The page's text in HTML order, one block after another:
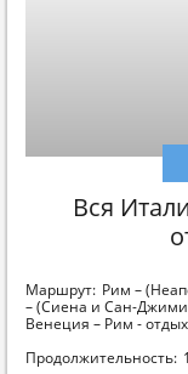
Вся
Маршрут: Рим –
– (Сиена и Сан-
Венеция – Рим -
Продолжительность: